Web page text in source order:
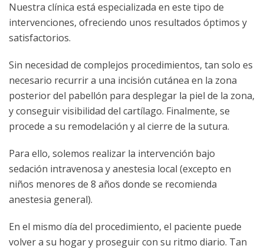
Nuestra clínica está especializada en este tipo de
intervenciones, ofreciendo unos resultados óptimos y
satisfactorios.
Sin necesidad de complejos procedimientos, tan solo es
necesario recurrir a una incisión cutánea en la zona
posterior del pabellón para desplegar la piel de la zona,
y conseguir visibilidad del cartílago. Finalmente, se
procede a su remodelación y al cierre de la sutura.
Para ello, solemos realizar la intervención bajo
sedación intravenosa y anestesia local (excepto en
niños menores de 8 años donde se recomienda
anestesia general).
En el mismo día del procedimiento, el paciente puede
volver a su hogar y proseguir con su ritmo diario. Tan